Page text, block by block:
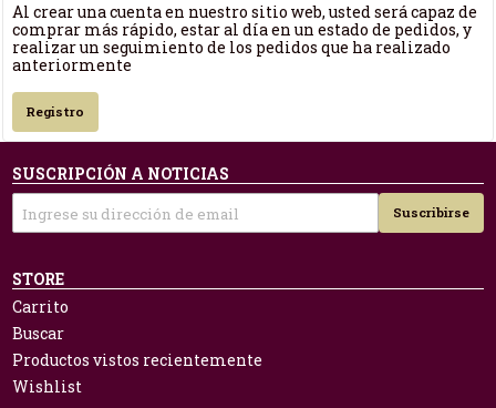
Al crear una cuenta en nuestro sitio web, usted será capaz de
comprar más rápido, estar al día en un estado de pedidos, y
realizar un seguimiento de los pedidos que ha realizado
anteriormente
Registro
SUSCRIPCIÓN A NOTICIAS
Suscribirse
STORE
Carrito
Buscar
Productos vistos recientemente
Wishlist